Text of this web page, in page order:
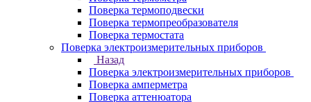
Поверка термоподвески
Поверка термопреобразователя
Поверка термостата
Поверка электроизмерительных приборов
Назад
Поверка электроизмерительных приборов
Поверка амперметра
Поверка аттенюатора